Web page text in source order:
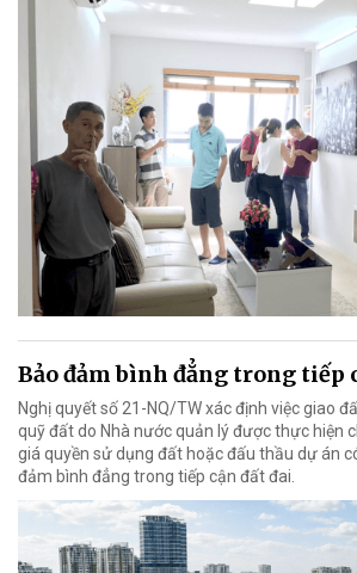
Bảo đảm bình đẳng trong tiếp
Nghị quyết số 21-NQ/TW xác định việc giao
quỹ đất do Nhà nước quản lý được thực hiện
giá quyền sử dụng đất hoặc đấu thầu dự án
đảm bình đẳng trong tiếp cận đất đai.